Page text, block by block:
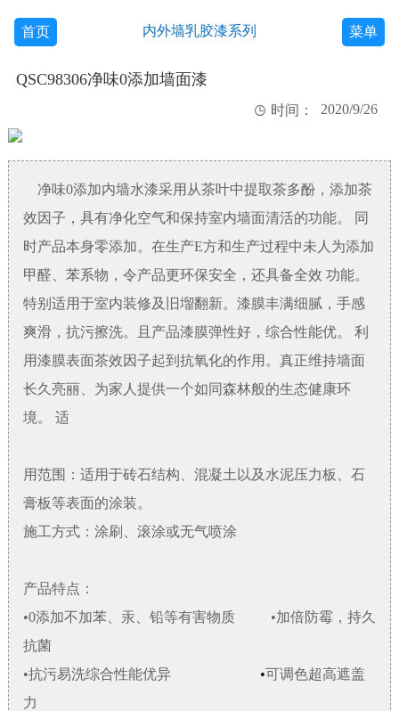
首页 内外墙乳胶漆系列 菜单
QSC98306净味0添加墙面漆
 时间： 2020/9/26
净味0添加内墙水漆采用从茶叶中提取茶多酚，添加茶
效因子，具有净化空气和保持室内墙面清活的功能。 同
时产品本身零添加。在生产E方和生产过程中未人为添加
甲醛、苯系物，令产品更环保安全，还具备全效 功能。
特别适用于室内装修及旧塯翻新。漆膜丰满细腻，手感
爽滑，抗污擦洗。且产品漆膜弹性好，综合性能优。 利
用漆膜表面茶效因子起到抗氧化的作用。真正维持墙面
长久亮丽、为家人提供一个如同森林般的生态健康环
境。 适
用范围：适用于砖石结构、混凝土以及水泥压力板、石
膏板等表面的涂装。
施工方式：涂刷、滚涂或无气喷涂
产品特点：
•0添加不加苯、汞、铅等有害物质 •加倍防霉，持久
抗菌
•抗污易洗综合性能优异 •可调色超高遮盖
力